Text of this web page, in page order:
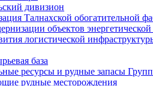
дивизион
Талнахской обогатительной
объектов
логистической
база
ресурсы и рудные запасы
рудные месторождения